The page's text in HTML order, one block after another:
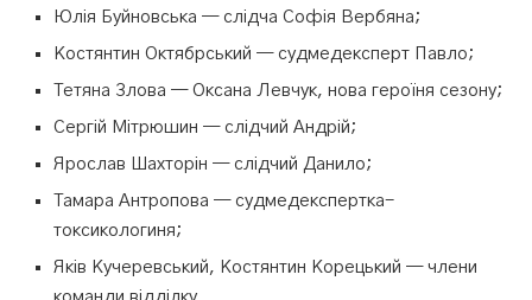
Юлія Буйновська — слідча Софія Вербяна;
Костянтин Октябрський — судмедексперт Павло;
Тетяна Злова — Оксана Левчук, нова героїня сезону;
Сергій Мітрюшин — слідчий Андрій;
Ярослав Шахторін — слідчий Данило;
Тамара Антропова — судмедекспертка-
токсикологиня;
Яків Кучеревський, Костянтин Корецький — члени